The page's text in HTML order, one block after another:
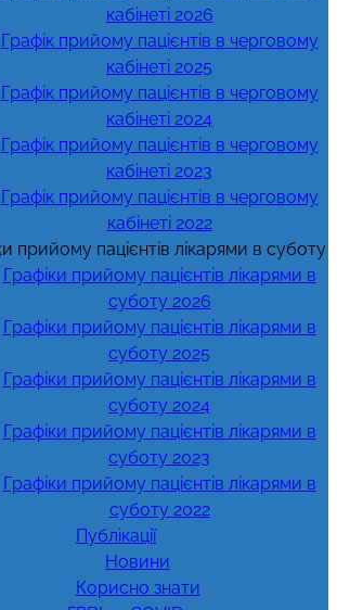
кабінеті 2026
Графік прийому пацієнтів в черговому
кабінеті 2025
Графік прийому пацієнтів в черговому
кабінеті 2024
Графік прийому пацієнтів в черговому
кабінеті 2023
Графік прийому пацієнтів в черговому
кабінеті 2022
прийому пацієнтів лікарями в суботу
Графіки прийому пацієнтів лікарями в
суботу 2026
Графіки прийому пацієнтів лікарями в
суботу 2025
Графіки прийому пацієнтів лікарями в
суботу 2024
Графіки прийому пацієнтів лікарями в
суботу 2023
Графіки прийому пацієнтів лікарями в
суботу 2022
Публікації
Новини
Корисно знати